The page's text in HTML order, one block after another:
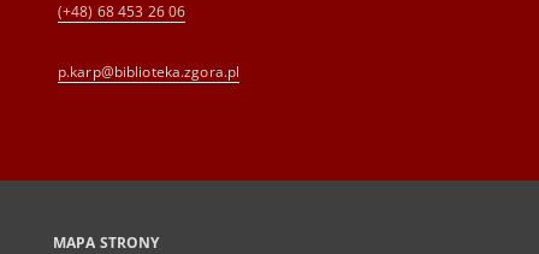
(+48) 68 453 26 06
p.karp@biblioteka.zgora.pl
MAPA STRONY